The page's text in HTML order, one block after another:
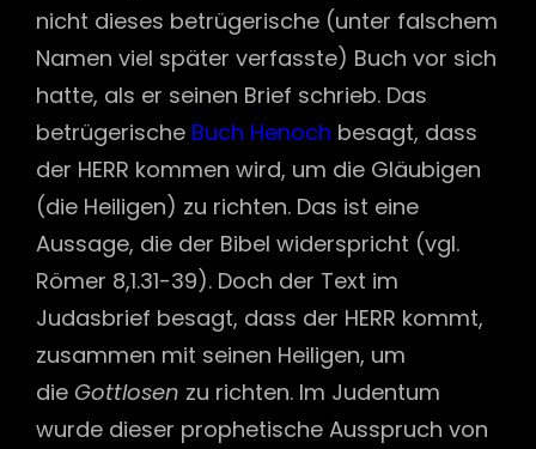
nicht dieses betrügerische (unter falschem
Namen viel später verfasste) Buch vor sich
hatte, als er seinen Brief schrieb. Das
betrügerische Buch Henoch besagt, dass
der HERR kommen wird, um die Gläubigen
(die Heiligen) zu richten. Das ist eine
Aussage, die der Bibel widerspricht (vgl.
Römer 8,1.31-39). Doch der Text im
Judasbrief besagt, dass der HERR kommt,
zusammen mit seinen Heiligen, um
die Gottlosen zu richten. Im Judentum
wurde dieser prophetische Ausspruch von